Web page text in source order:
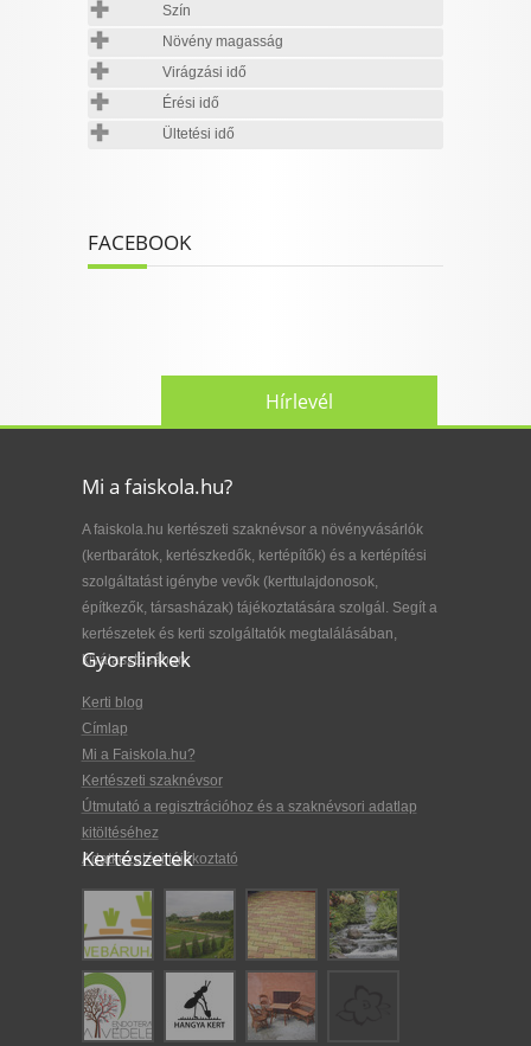
Szín
Növény magasság
Virágzási idő
Érési idő
Ültetési idő
FACEBOOK
Hírlevél
Mi a faiskola.hu?
A faiskola.hu kertészeti szaknévsor a növényvásárlók
(kertbarátok, kertészkedők, kertépítők) és a kertépítési
szolgáltatást igénybe vevők (kerttulajdonosok,
építkezők, társasházak) tájékoztatására szolgál. Segít a
kertészetek és kerti szolgáltatók megtalálásában,
kiválasztásában.
Gyorslinkek
Kerti blog
Címlap
Mi a Faiskola.hu?
Kertészeti szaknévsor
Útmutató a regisztrációhoz és a szaknévsori adatlap
kitöltéséhez
Adatkezelési tájékoztató
Kertészetek